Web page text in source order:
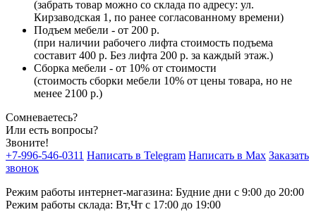
(забрать товар можно со склада по адресу: ул.
Кирзаводская 1, по ранее согласованному времени)
Подъем мебели - от 200 р.
(при наличии рабочего лифта стоимость подъема
составит 400 р. Без лифта 200 р. за каждый этаж.)
Сборка мебели - от 10% от стоимости
(стоимость сборки мебели 10% от цены товара, но не
менее 2100 р.)
Сомневаетесь?
Или есть вопросы?
Звоните!
+7-996-546-0311 Написать в Telegram Написать в Max Заказать
звонок
Режим работы интернет-магазина: Будние дни с 9:00 до 20:00
Режим работы склада: Вт,Чт с 17:00 до 19:00